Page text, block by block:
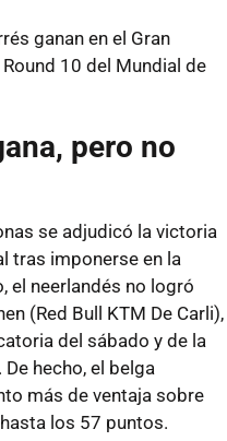
ganan en el Gran
10 del Mundial de
pero no
se adjudicó la victoria
tras imponerse en la
el neerlandés no logró
(Red Bull KTM De Carli),
del sábado y de la
hecho, el belga
más de ventaja sobre
los 57 puntos.